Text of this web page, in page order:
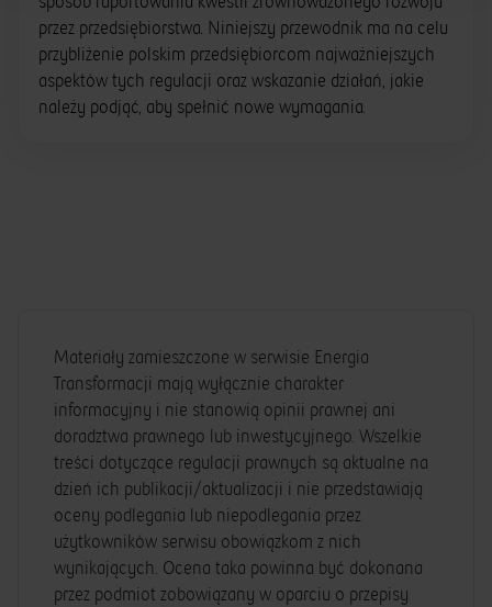
przez przedsiębiorstwa. Niniejszy przewodnik ma na celu
przybliżenie polskim przedsiębiorcom najważniejszych
aspektów tych regulacji oraz wskazanie działań, jakie
należy podjąć, aby spełnić nowe wymagania.
Materiały zamieszczone w serwisie Energia
Transformacji mają wyłącznie charakter
informacyjny i nie stanowią opinii prawnej ani
doradztwa prawnego lub inwestycyjnego. Wszelkie
treści dotyczące regulacji prawnych są aktualne na
dzień ich publikacji/aktualizacji i nie przedstawiają
oceny podlegania lub niepodlegania przez
użytkowników serwisu obowiązkom z nich
wynikających. Ocena taka powinna być dokonana
przez podmiot zobowiązany w oparciu o przepisy